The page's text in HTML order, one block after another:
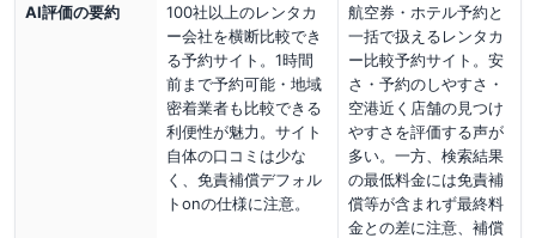
AI評価の要約
100社以上のレンタカ
ー会社を横断比較でき
る予約サイト。1時間
前まで予約可能・地域
密着業者も比較できる
利便性が魅力。サイト
自体の口コミは少な
く、免責補償デフォル
トonの仕様に注意。
航空券・ホテル予約と
一括で扱えるレンタカ
ー比較予約サイト。安
さ・予約のしやすさ・
空港近く店舗の見つけ
やすさを評価する声が
多い。一方、検索結果
の最低料金には免責補
償等が含まれず最終料
金との差に注意、補償